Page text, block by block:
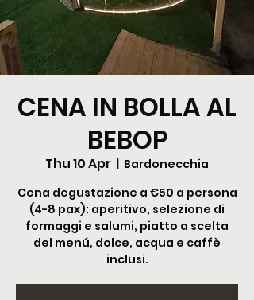
CENA IN BOLLA AL
BEBOP
Thu 10 Apr
  |
Bardonecchia
Cena degustazione a €50 a persona
(4-8 pax): aperitivo, selezione di
formaggi e salumi, piatto a scelta
del menú, dolce, acqua e caffè
inclusi.